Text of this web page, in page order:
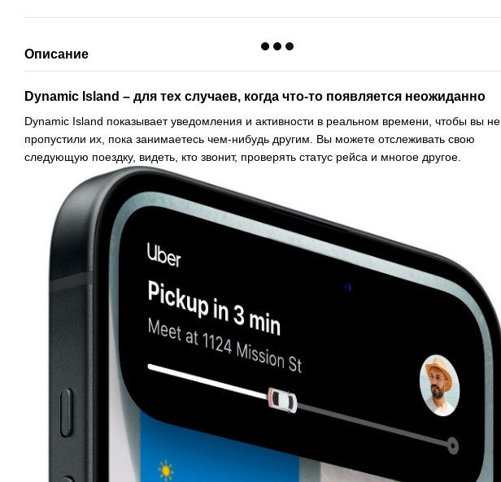
Описание
Dynamic Island – для тех случаев, когда что-то появляется неожиданно
Dynamic Island показывает уведомления и активности в реальном времени, чтобы вы не
пропустили их, пока занимаетесь чем-нибудь другим. Вы можете отслеживать свою
следующую поездку, видеть, кто звонит, проверять статус рейса и многое другое.